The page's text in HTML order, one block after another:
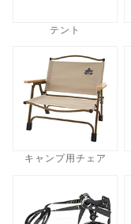
テント
キャンプ用チェア